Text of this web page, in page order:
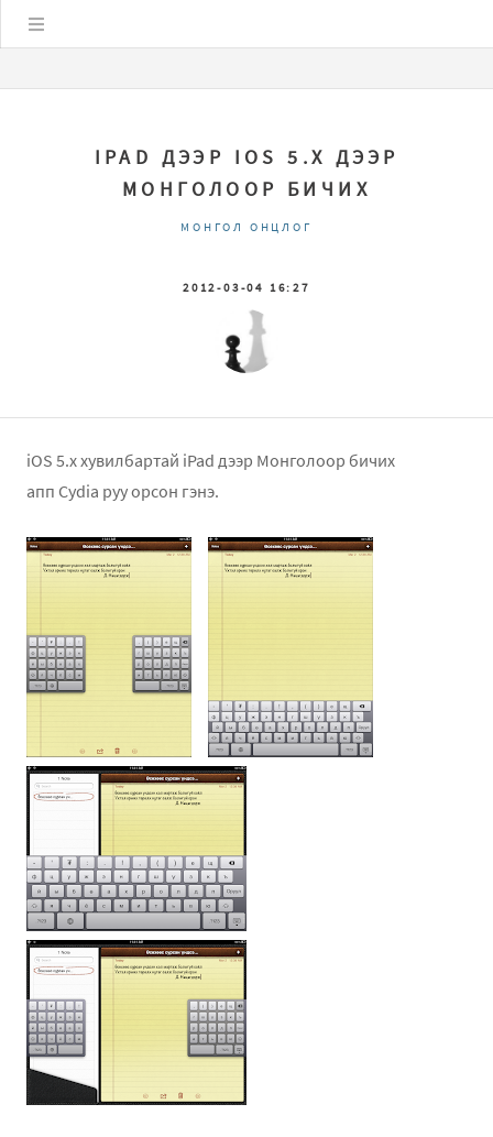
IPAD ДЭЭР IOS 5.X ДЭЭР
МОНГОЛООР БИЧИХ
МОНГОЛ ОНЦЛОГ
2012-03-04 16:27
iOS 5.x хувилбартай iPad дээр Монголоор бичих
апп Cydia руу орсон гэнэ.